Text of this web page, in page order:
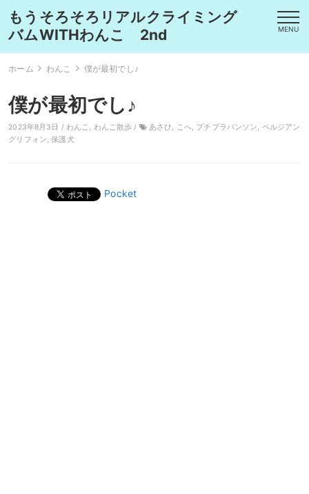
もうそろそろリアルクライミング
バムWITHわんこ 2nd
MENU
ホーム わんこ 僕が最初でし♪
僕が最初でし♪
2023年8月3日 / わんこ わんこ散歩 / あさひ こへ プチブラバンソン
ベルジアン
グリフォン ,保護犬
Pocket